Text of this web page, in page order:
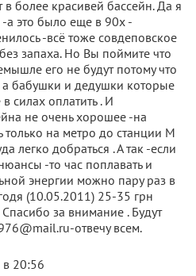
в более красивей бассейн. Да я
это было еще в 90х -
-всё тоже совдеповское
запаха. Но Вы поймите что
его не будут потому что
а бабушки и дедушки которые
силах оплатить . И
не очень хорошее -на
только на метро до станции М
легко добраться . А так -если
-то час поплавать и
энергии можно пару раз в
(10.05.2011) 25-35 грн
за внимание . Будут
отвечу всем.
в 20:56